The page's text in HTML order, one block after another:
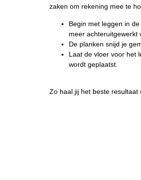
zaken om rekening mee te
Begin met leggen in
meer achteruitgewerkt
De planken snijd je
Laat de vloer voor het
wordt geplaatst.
Zo haal jij het beste